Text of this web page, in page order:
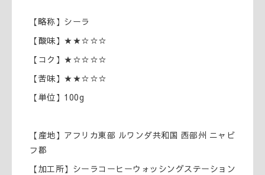
【略称】シーラ
【酸味】★★☆☆☆
【コク】★☆☆☆☆
【苦味】★★☆☆☆
【単位】100g
【産地】アフリカ東部 ルワンダ共和国 西部州 ニャビ
フ郡
【加工所】シーラコーヒーウォッシングステーション